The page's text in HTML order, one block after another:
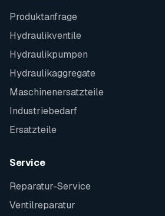
Produktanfrage
Hydraulikventile
Hydraulikpumpen
Hydraulikaggregate
Maschinenersatzteile
Industriebedarf
Ersatzteile
Service
Reparatur-Service
Ventilreparatur